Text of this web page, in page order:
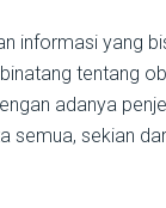
informasi yang
tentang
adanya
semua, sekian